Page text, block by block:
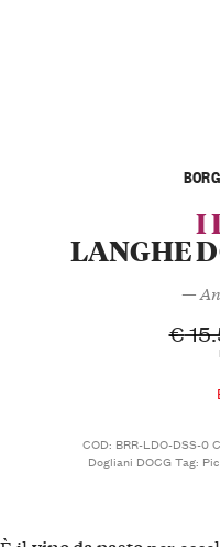
I
LANGHE
—
€
COD: BRR-LDO-DSS-0
Dogliani DOCGTag: